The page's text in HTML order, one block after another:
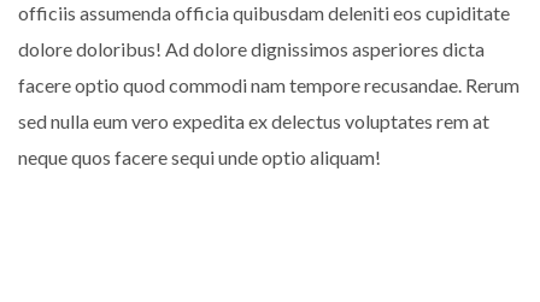
officiis assumenda officia quibusdam deleniti eos cupiditate
dolore doloribus! Ad dolore dignissimos asperiores dicta
facere optio quod commodi nam tempore recusandae. Rerum
sed nulla eum vero expedita ex delectus voluptates rem at
neque quos facere sequi unde optio aliquam!